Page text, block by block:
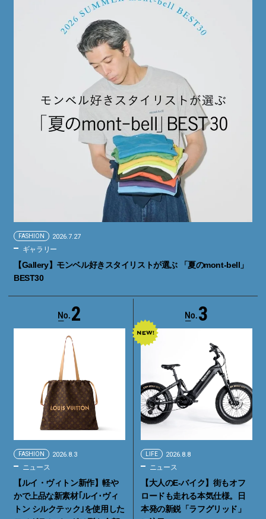
FASHION 2026.7.27
ギャラリー
【Gallery】モンベル好きスタイリストが選ぶ 「夏のmont-bell」
BEST30
2
FASHION 2026.8.3
ニュース
【ルイ・ヴィトン新作】軽や
かで上品な新素材｢ルイ･ヴィ
トン シルクテック｣を使用した
3
LIFE 2026.8.8
ニュース
【大人のE-バイク】街もオフ
ロードも走れる本気仕様。日
本発の新鋭「ラフグリッド」